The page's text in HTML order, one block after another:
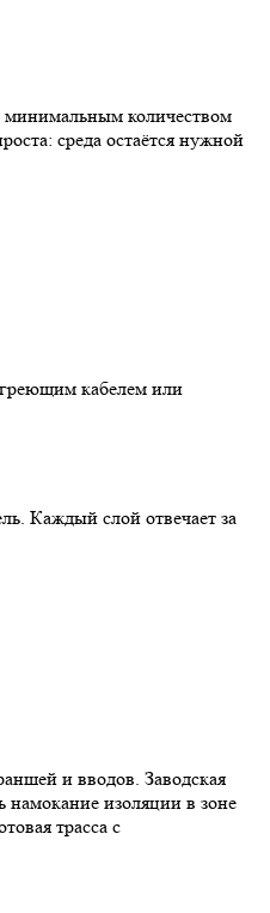
минимальным количеством
среда остаётся нужной
греющим кабелем или
Каждый слой отвечает за
и вводов. Заводская
изоляции в зоне
трасса с